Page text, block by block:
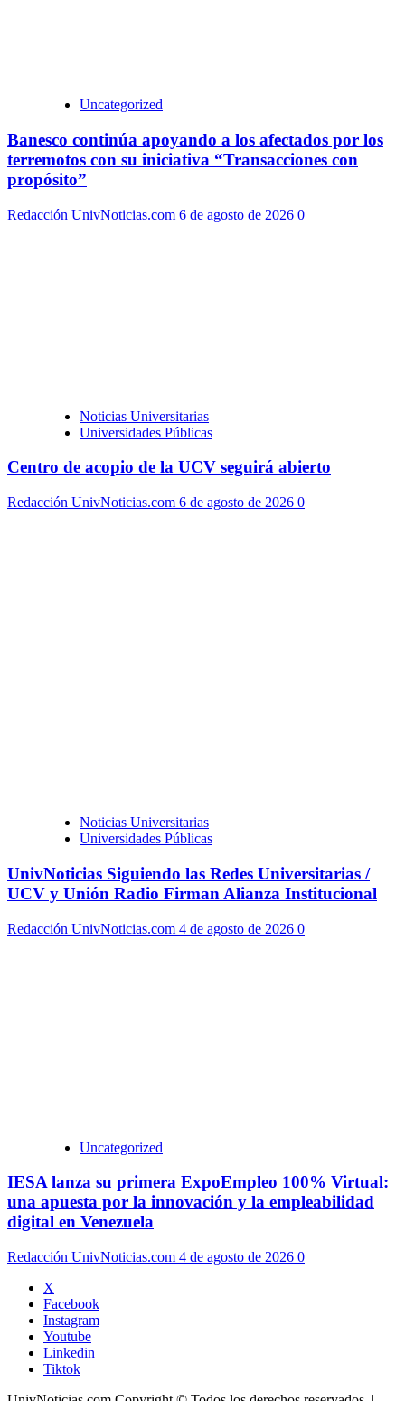
Uncategorized
Banesco continúa apoyando a los afectados por los
terremotos con su iniciativa “Transacciones con
propósito”
Redacción UnivNoticias.com 6 de agosto de 2026 0
Noticias Universitarias
Universidades Públicas
Centro de acopio de la UCV seguirá abierto
Redacción UnivNoticias.com 6 de agosto de 2026 0
Noticias Universitarias
Universidades Públicas
UnivNoticias Siguiendo las Redes Universitarias /
UCV y Unión Radio Firman Alianza Institucional
Redacción UnivNoticias.com 4 de agosto de 2026 0
Uncategorized
IESA lanza su primera ExpoEmpleo 100% Virtual:
una apuesta por la innovación y la empleabilidad
digital en Venezuela
Redacción UnivNoticias.com 4 de agosto de 2026 0
X
Facebook
Instagram
Youtube
Linkedin
Tiktok